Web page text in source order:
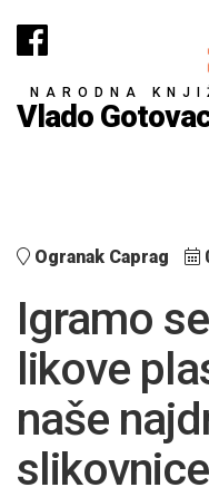
NARODNA
Vlado
Ogranak Caprag
Igramo
likove
naše
slikovnice